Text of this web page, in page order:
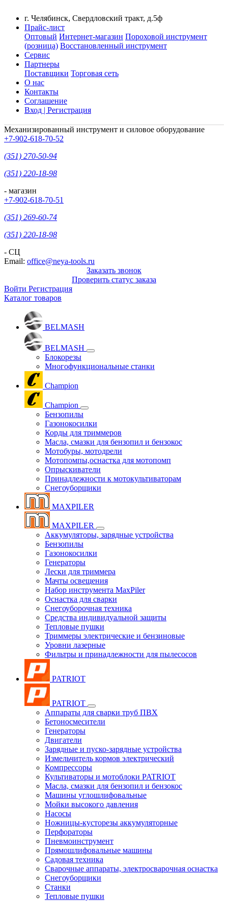
г. Челябинск, Свердловский тракт, д.5ф
Прайс-лист
Оптовый Интернет-магазин Пороховой инструмент
(розница) Восстановленный инструмент
Сервис
Партнеры
Поставщики Торговая сеть
О нас
Контакты
Соглашение
Вход | Регистрация
Механизированный инструмент и силовое оборудование
+7-902-618-70-52
(351) 270-50-94
(351) 220-18-98
- магазин
+7-902-618-70-51
(351) 269-60-74
(351) 220-18-98
- СЦ
Email: office@neya-tools.ru
Заказать звонок
Проверить статус заказа
Войти Регистрация
Каталог товаров
BELMASH
BELMASH
Блокорезы
Многофункциональные станки
Champion
Champion
Бензопилы
Газонокосилки
Корды для триммеров
Масла, смазки для бензопил и бензокос
Мотобуры, мотодрели
Мотопомпы,оснастка для мотопомп
Опрыскиватели
Принадлежности к мотокультиваторам
Снегоуборщики
MAXPILER
MAXPILER
Аккумуляторы, зарядные устройства
Бензопилы
Газонокосилки
Генераторы
Лески для триммера
Мачты освещения
Набор инструмента MaxPiler
Оснастка для сварки
Снегоуборочная техника
Средства индивидуальной защиты
Тепловые пушки
Триммеры электрические и бензиновые
Уровни лазерные
Фильтры и принадлежности для пылесосов
PATRIOT
PATRIOT
Аппараты для сварки труб ПВХ
Бетоносмесители
Генераторы
Двигатели
Зарядные и пуско-зарядные устройства
Измельчитель кормов электрический
Компрессоры
Культиваторы и мотоблоки PATRIOT
Масла, смазки для бензопил и бензокос
Машины углошлифовальные
Мойки высокого давления
Насосы
Ножницы-кусторезы аккумуляторные
Перфораторы
Пневмоинструмент
Прямошлифовальные машины
Садовая техника
Сварочные аппараты, электросварочная оснастка
Снегоуборщики
Станки
Тепловые пушки